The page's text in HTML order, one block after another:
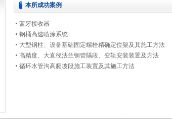
本所成功案例
• 蓝牙接收器
• 钢桶高速喷涂系统
• 大型钢柱、设备基础固定螺栓精确定位架及其施工方法
• 高精度、大直径法兰钢管隔段、变轨安装装置及方法
• 循环水管沟高爬坡段施工装置及其施工方法